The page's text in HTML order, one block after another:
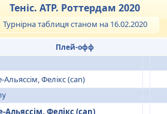
Теніс. ATP. Роттердам 2020
Турнірна таблиця станом на 16.02.2020
Плей-офф
Фелікс (can)
Альяссім, Фелікс (can)